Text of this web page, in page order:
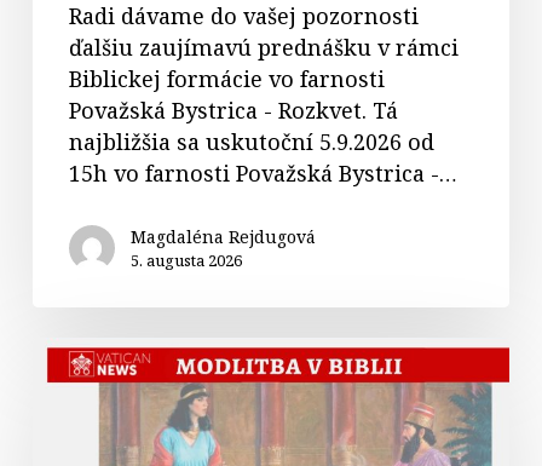
Radi dávame do vašej pozornosti
ďalšiu zaujímavú prednášku v rámci
Biblickej formácie vo farnosti
Považská Bystrica - Rozkvet. Tá
najbližšia sa uskutoční 5.9.2026 od
15h vo farnosti Považská Bystrica -…
Magdaléna Rejdugová
5. augusta 2026
Modlitba
kráľovnej